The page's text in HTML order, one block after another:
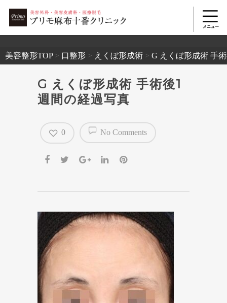
美容整形TOP> 口整形 > えくぼ形成術 > G えくぼ形成術 手
G えくぼ形成術 手術後1
週間の経過写真
No Comments
0